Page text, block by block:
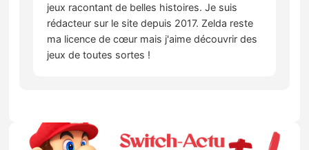
jeux racontant de belles histoires. Je suis
rédacteur sur le site depuis 2017. Zelda reste
ma licence de cœur mais j'aime découvrir des
jeux de toutes sortes !